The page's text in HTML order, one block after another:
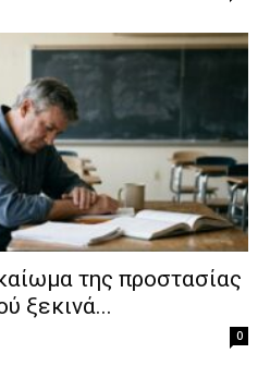
της προστασίας
ξεκινά...
0